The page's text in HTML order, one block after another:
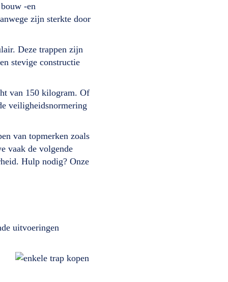
-en
zijn sterkte door
Deze trappen zijn
stevige constructie
van 150 kilogram. Of
veiligheidsnormering
van topmerken zoals
vaak de volgende
Hulp nodig? Onze
uitvoeringen